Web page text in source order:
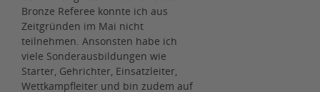
Bronze Referee konnte ich aus
Zeitgründen im Mai nicht
teilnehmen. Ansonsten habe ich
viele Sonderausbildungen wie
Starter, Gehrichter, Einsatzleiter,
Wettkampfleiter und bin zudem auf